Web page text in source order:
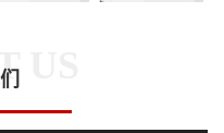
US